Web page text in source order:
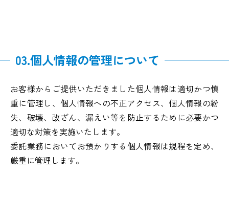
03.個人情報の管理について
お客様からご提供いただきました個人情報は適切かつ慎
重に管理し、個人情報への不正アクセス、個人情報の紛
失、破壊、改ざん、漏えい等を防止するために必要かつ
適切な対策を実施いたします。
委託業務においてお預かりする個人情報は規程を定め、
厳重に管理します。